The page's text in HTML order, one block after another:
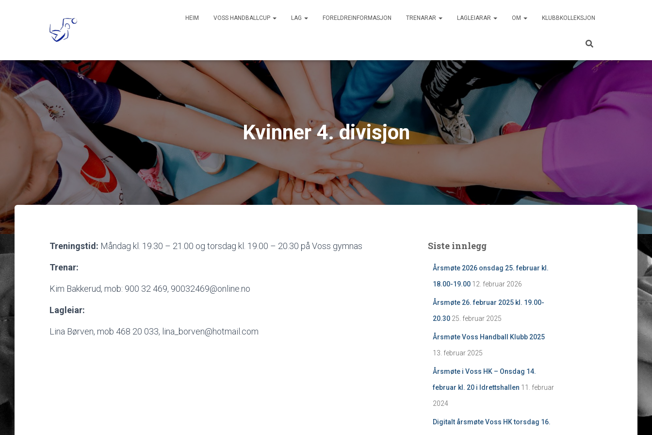
HEIM VOSS HANDBALLCUP LAG FORELDREINFORMASJON TRENARAR LAGLEIARAR OM KLUBBKOLLEKSJON
Kvinner 4. divisjon
Treningstid: Måndag kl. 19.30 – 21.00 og torsdag kl. 19.00 – 20.30 på Voss gymnas
Trenar:
Kim Bakkerud, mob: 900 32 469, 90032469@online.no
Lagleiar:
Lina Børven, mob 468 20 033, lina_borven@hotmail.com
Siste innlegg
Årsmøte 2026 onsdag 25. februar kl.
18.00-19.00 12. februar 2026
Årsmøte 26. februar 2025 kl. 19.00-
20.30 25. februar 2025
Årsmøte Voss Handball Klubb 2025
13. februar 2025
Årsmøte i Voss HK – Onsdag 14.
februar kl. 20 i Idrettshallen 11. februar
2024
Digitalt årsmøte Voss HK torsdag 16.